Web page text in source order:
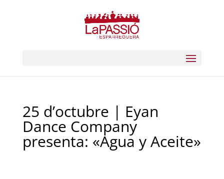
25 d’octubre | Eyan
Dance Company
presenta: «Agua y Aceite»